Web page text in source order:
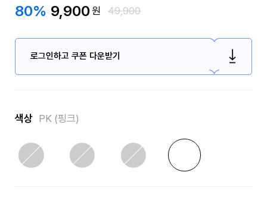
80% 9,900원 49,900
로그인하고 쿠폰 다운받기
색상 PK (핑크)